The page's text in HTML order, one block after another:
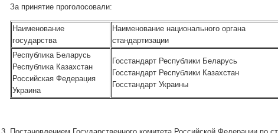
За принятие проголосовали:
Наименование
государства
Наименование национального органа
стандартизации
Республика Беларусь
Республика Казахстан
Российская Федерация
Украина
Госстандарт Республики Беларусь
Госстандарт Республики Казахстан
Госстандарт Украины
Постановлением Государственного комитета Российской Федерации по